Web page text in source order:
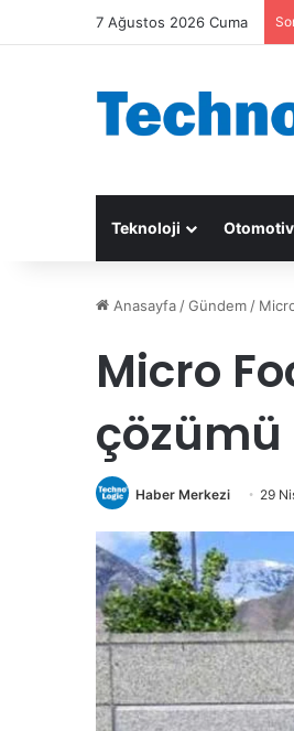
7 Ağustos 2026 Cuma
Teknoloji Otomotiv
Anasayfa /Gündem /
Micro
çözümü
Haber Merkezi 29